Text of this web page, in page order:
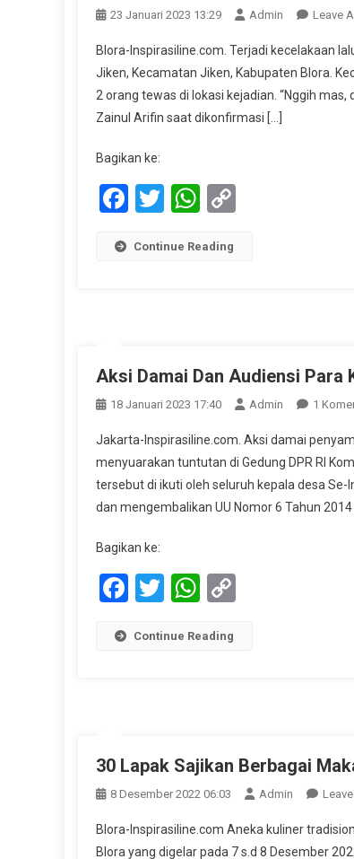
23 Januari 2023 13:29 Admin Leave
Blora-Inspirasiline.com. Terjadi kecelakaan
Jiken, Kecamatan Jiken, Kabupaten Blora.
2 orang tewas di lokasi kejadian. “Nggih mas,
Zainul Arifin saat dikonfirmasi […]
Bagikan ke:
Facebook
TwitterWhatsApp
Continue Reading
Aksi Damai Dan Audiensi Para
18 Januari 2023 17:40 Admin 1
Jakarta-Inspirasiline.com. Aksi damai
menyuarakan tuntutan di Gedung DPR RI
tersebut di ikuti oleh seluruh kepala desa
dan mengembalikan UU Nomor 6 Tahun
Bagikan ke:
Facebook
TwitterWhatsApp
Continue Reading
30 Lapak Sajikan Berbagai
8 Desember 2022 06:03 Admin
Blora-Inspirasiline.com Aneka kuliner
Blora yang digelar pada 7 s.d 8 Desember